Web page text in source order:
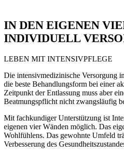
IN DEN EIGENEN
INDIVIDUELL
LEBEN MIT INTENSIVPFLEGE
Die intensivmedizinische Versorgung
die beste Behandlungsform bei einer
Zeitpunkt der Entlassung muss aber
Beatmungspflicht nicht zwangsläufig
Mit fachkundiger Unterstützung ist
eigenen vier Wänden möglich. Das
Wohlfühlens. Das gewohnte Umfeld
Verbesserung des